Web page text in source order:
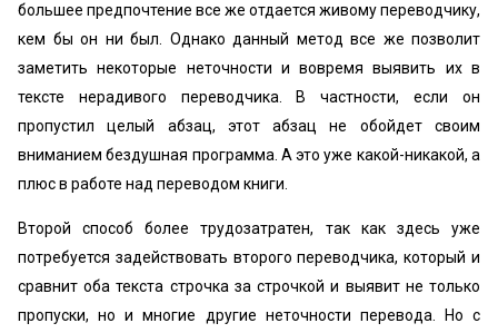
большее предпочтение все же отдается живому переводчику,
кем бы он ни был. Однако данный метод все же позволит
заметить некоторые неточности и вовремя выявить их в
тексте нерадивого переводчика. В частности, если он
пропустил целый абзац, этот абзац не обойдет своим
вниманием бездушная программа. А это уже какой-никакой, а
плюс в работе над переводом книги.
Второй способ более трудозатратен, так как здесь уже
потребуется задействовать второго переводчика, который и
сравнит оба текста строчка за строчкой и выявит не только
пропуски, но и многие другие неточности перевода. Но с